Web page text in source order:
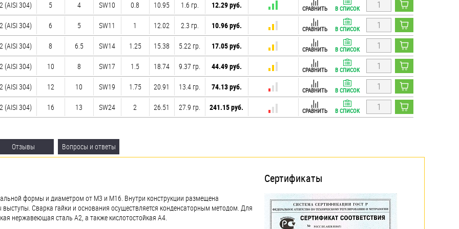
(AISI 304) 5 4 SW10 0.8 10.95 1.6 гр. 12.29 руб. СРАВНИТЬ В СПИСОК
(AISI 304) 6 5 SW11 1 12.02 2.3 гр. 10.96 руб. СРАВНИТЬ В СПИСОК
(AISI 304) 8 6.5 SW14 1.25 15.38 5.22 гр. 17.05 руб. СРАВНИТЬ В СПИСОК
(AISI 304) 10 8 SW17 1.5 18.74 9.37 гр. 44.49 руб. СРАВНИТЬ В СПИСОК
(AISI 304) 12 10 SW19 1.75 20.91 13.4 гр. 74.13 руб. СРАВНИТЬ В СПИСОК
(AISI 304) 16 13 SW24 2 26.51 27.9 гр. 241.15 руб. СРАВНИТЬ В СПИСОК
Отзывы Вопросы и ответы
формы и диаметром от М3 и М16. Внутри конструкции размещена
Сварка гайки и основания осуществляется конденсаторным методом. Для
нержавеющая сталь А2, а также кислотостойкая А4.
Сертификаты